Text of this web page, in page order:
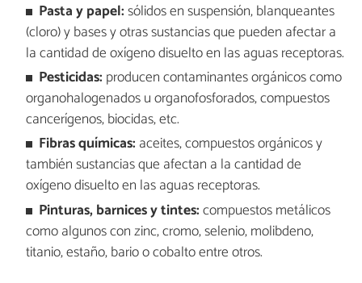
Pasta y papel:sólidos en suspensión, blanqueantes
(cloro) y bases y otras sustancias que pueden afectar a
la cantidad de oxígeno disuelto en las aguas receptoras.
Pesticidas: producen contaminantes orgánicos como
organohalogenados u organofosforados, compuestos
cancerígenos, biocidas, etc.
Fibras químicas: aceites, compuestos orgánicos y
también sustancias que afectan a la cantidad de
oxígeno disuelto en las aguas receptoras.
Pinturas, barnices y tintes:compuestos metálicos
como algunos con zinc, cromo, selenio, molibdeno,
titanio, estaño, bario o cobalto entre otros.